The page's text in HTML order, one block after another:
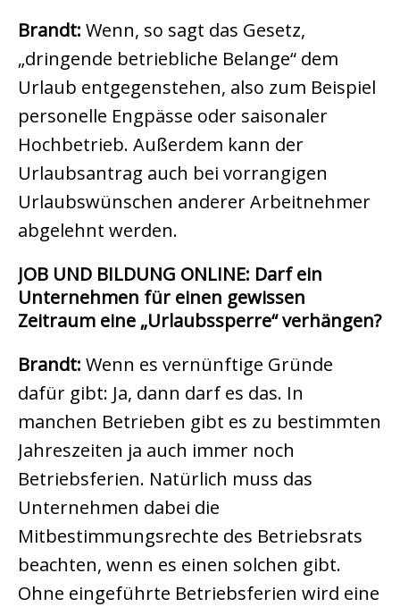
Brandt: Wenn, so sagt das Gesetz,
„dringende betriebliche Belange“ dem
Urlaub entgegenstehen, also zum Beispiel
personelle Engpässe oder saisonaler
Hochbetrieb. Außerdem kann der
Urlaubsantrag auch bei vorrangigen
Urlaubswünschen anderer Arbeitnehmer
abgelehnt werden.
JOB UND BILDUNG ONLINE: Darf ein
Unternehmen für einen gewissen
Zeitraum eine „Urlaubssperre“ verhängen?
Brandt: Wenn es vernünftige Gründe
dafür gibt: Ja, dann darf es das. In
manchen Betrieben gibt es zu bestimmten
Jahreszeiten ja auch immer noch
Betriebsferien. Natürlich muss das
Unternehmen dabei die
Mitbestimmungsrechte des Betriebsrats
beachten, wenn es einen solchen gibt.
Ohne eingeführte Betriebsferien wird eine